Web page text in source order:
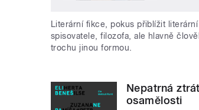
Literární fikce, pokus přiblížit literární
spisovatele, filozofa, ale hlavně
trochu jinou formou.
Nepatrná
osamělosti